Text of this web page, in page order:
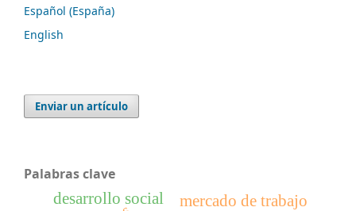
Español (España)
English
Enviar un artículo
Palabras clave
desarrollo social mercado de trabajo